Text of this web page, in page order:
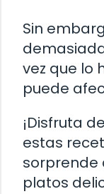
Sin
vez que lo
puede
¡Disfruta
estas
sorprende
platos